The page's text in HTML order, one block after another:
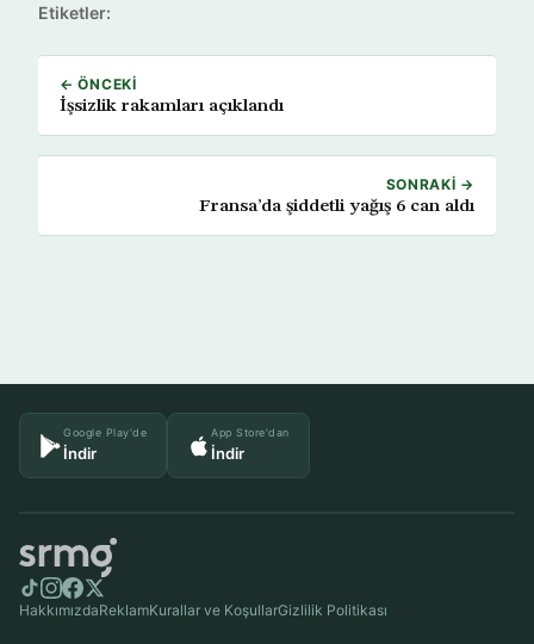
Etiketler:
← ÖNCEKI
İşsizlik rakamları açıklandı
SONRAKI →
Fransa’da şiddetli yağış 6 can aldı
Google Play'de
İndir
App Store'dan
İndir
HakkımızdaReklamKurallar ve KoşullarGizlilik Politikası